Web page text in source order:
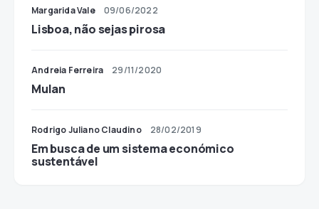
Margarida Vale 09/06/2022
Lisboa, não sejas pirosa
Andreia Ferreira 29/11/2020
Mulan
Rodrigo Juliano Claudino 28/02/2019
Em busca de um sistema económico
sustentável